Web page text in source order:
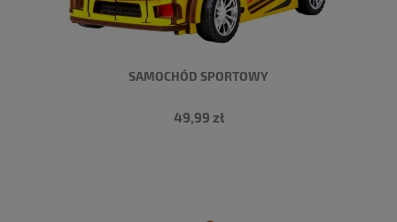
SAMOCHÓD SPORTOWY
49,99 zł